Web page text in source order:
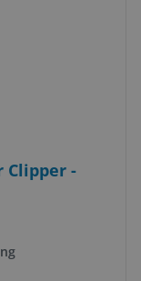
Clipper -